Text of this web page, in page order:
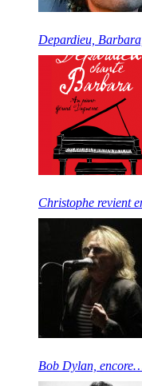
Depardieu,
Christophe revient
Bob Dylan,